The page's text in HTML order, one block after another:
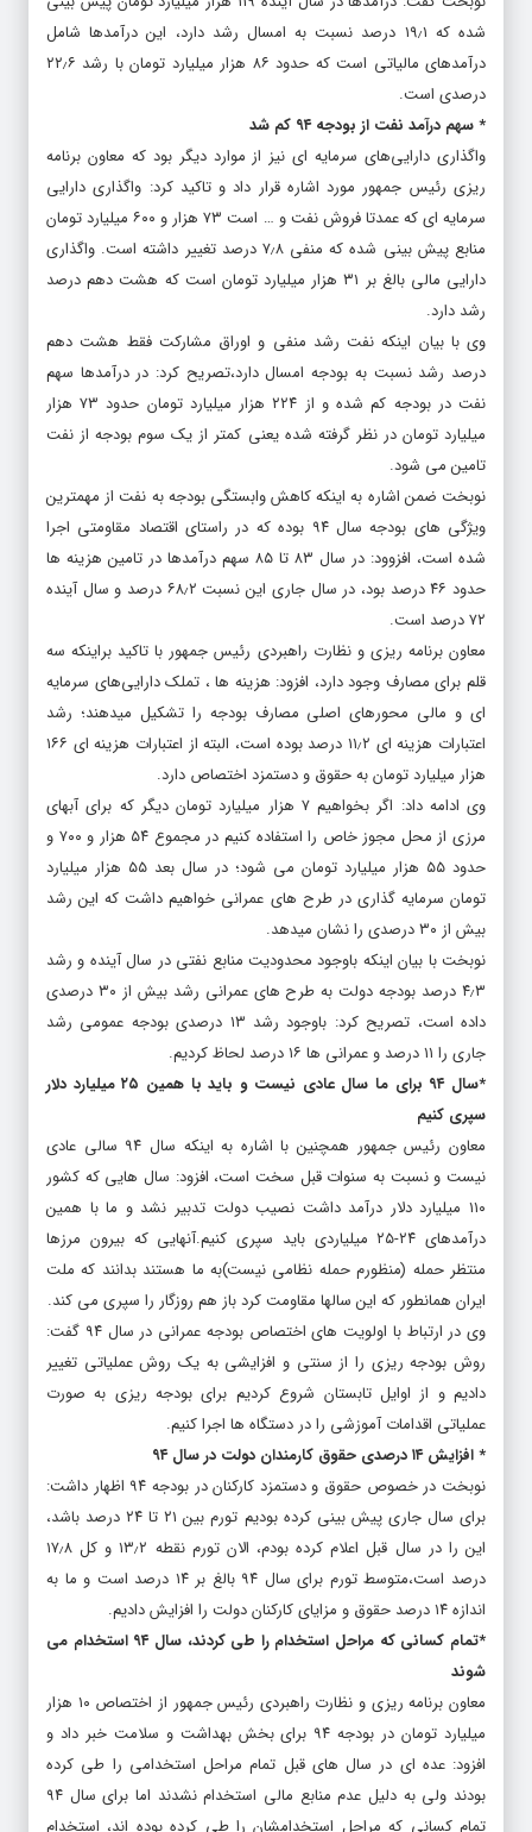
شده که ۱۹٫۱ درصد نسبت به امسال رشد دارد، این درآمدها شامل
درآمدهای مالیاتی است که حدود ۸۶ هزار میلیارد تومان با رشد ۲۲٫۶
درصدی است.
* سهم درآمد نفت از بودجه ۹۴ کم شد
واگذاری دارایی‌های سرمایه ای نیز از موارد دیگر بود که معاون برنامه
ریزی رئیس جمهور مورد اشاره قرار داد و تاکید کرد: واگذاری دارایی
سرمایه ای که عمدتا فروش نفت و … است ۷۳ هزار و ۶۰۰ میلیارد تومان
منابع پیش بینی شده که منفی ۷٫۸ درصد تغییر داشته است. واگذاری
دارایی مالی بالغ بر ۳۱ هزار میلیارد تومان است که هشت دهم درصد
رشد دارد.
وی با بیان اینکه نفت رشد منفی و اوراق مشارکت فقط هشت دهم
درصد رشد نسبت به بودجه امسال دارد،‌تصریح کرد: در درآمدها سهم
نفت در بودجه کم شده و از ۲۲۴ هزار میلیارد تومان حدود ۷۳ هزار
میلیارد تومان در نظر گرفته شده یعنی کمتر از یک سوم بودجه از نفت
تامین می شود.
نوبخت ضمن اشاره به اینکه کاهش وابستگی بودجه به نفت از مهمترین
ویژگی های بودجه سال ۹۴ بوده که در راستای اقتصاد مقاومتی اجرا
شده است، افزوود: در سال ۸۳ تا ۸۵ سهم درآمدها در تامین هزینه ها
حدود ۴۶ درصد بود، در سال جاری این نسبت ۶۸٫۲ درصد و سال آینده
۷۲ درصد است.
معاون برنامه ریزی و نظارت راهبردی رئیس جمهور با تاکید براینکه سه
قلم برای مصارف وجود دارد، افزود: هزینه ها ، تملک دارایی‌های سرمایه
ای و مالی محورهای اصلی مصارف بودجه را تشکیل میدهند؛ رشد
اعتبارات هزینه ای ۱۱٫۲ درصد بوده است، البته از اعتبارات هزینه ای ۱۶۶
هزار میلیارد تومان به حقوق و دستمزد اختصاص دارد.
وی ادامه داد: اگر بخواهیم ۷ هزار میلیارد تومان دیگر که برای آبهای
مرزی از محل مجوز خاص را استفاده کنیم در مجموع ۵۴ هزار و ۷۰۰ و
حدود ۵۵ هزار میلیارد تومان می شود؛ در سال بعد ۵۵ هزار میلیارد
تومان سرمایه گذاری در طرح های عمرانی خواهیم داشت که این رشد
بیش از ۳۰ درصدی را نشان میدهد.
نوبخت با بیان اینکه باوجود محدودیت منابع نفتی در سال آینده و رشد
۴٫۳ درصد بودجه دولت به طرح های عمرانی رشد بیش از ۳۰ درصدی
داده است، تصریح کرد: باوجود رشد ۱۳ درصدی بودجه عمومی رشد
جاری را ۱۱ درصد و عمرانی ها ۱۶ درصد لحاظ کردیم.
*سال ۹۴ برای ما سال عادی نیست و باید با همین ۲۵ میلیارد دلار
سپری کنیم
معاون رئیس جمهور همچنین با اشاره به اینکه سال ۹۴ سالی عادی
نیست و نسبت به سنوات قبل سخت است، افزود: سال هایی که کشور
۱۱۰ میلیارد دلار درآمد داشت نصیب دولت تدبیر نشد و ما با همین
درآمدهای ۲۴-۲۵ میلیاردی باید سپری کنیم.آنهایی که بیرون مرزها
منتظر حمله (منظورم حمله نظامی نیست)به ما هستند بدانند که ملت
ایران همانطور که این سالها مقاومت کرد باز هم روزگار را سپری می کند.
وی در ارتباط با اولویت های اختصاص بودجه عمرانی در سال ۹۴ گفت:
روش بودجه ریزی را از سنتی و افزایشی به یک روش عملیاتی تغییر
دادیم و از اوایل تابستان شروع کردیم برای بودجه ریزی به صورت
عملیاتی اقدامات آموزشی را در دستگاه ها اجرا کنیم.
* افزایش ۱۴ درصدی حقوق کارمندان دولت در سال ۹۴
نوبخت در خصوص حقوق و دستمزد کارکنان در بودجه ۹۴ اظهار داشت:
برای سال جاری پیش بینی کرده بودیم تورم بین ۲۱ تا ۲۴ درصد باشد،
این را در سال قبل اعلام کرده بودم، الان تورم نقطه ۱۳٫۲ و کل ۱۷٫۸
درصد است،‌متوسط تورم برای سال ۹۴ بالغ بر ۱۴ درصد است و ما به
اندازه ۱۴ درصد حقوق و مزایای کارکنان دولت را افزایش دادیم.
*تمام کسانی که مراحل استخدام را طی کردند، سال ۹۴ استخدام می
شوند
معاون برنامه ریزی و نظارت راهبردی رئیس جمهور از اختصاص ۱۰ هزار
میلیارد تومان در بودجه ۹۴ برای بخش بهداشت و سلامت خبر داد و
افزود: عده ای در سال های قبل تمام مراحل استخدامی را طی کرده
بودند ولی به دلیل عدم منابع مالی استخدام نشدند اما برای سال ۹۴
تمام کسانی که مراحل استخدامشان را طی کرده بوده اند، استخدام